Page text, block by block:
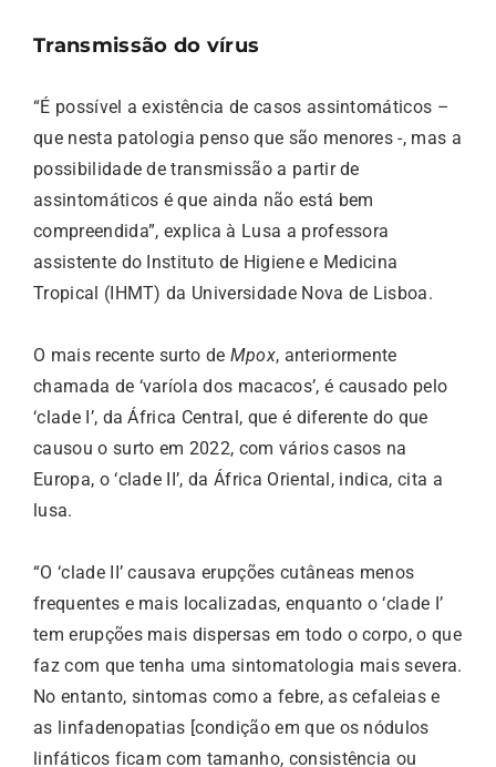
Transmissão do vírus
“É possível a existência de casos assintomáticos –
que nesta patologia penso que são menores -, mas a
possibilidade de transmissão a partir de
assintomáticos é que ainda não está bem
compreendida”, explica à Lusa a professora
assistente do Instituto de Higiene e Medicina
Tropical (IHMT) da Universidade Nova de Lisboa.
O mais recente surto de Mpox, anteriormente
chamada de ‘varíola dos macacos’, é causado pelo
‘clade I’, da África Central, que é diferente do que
causou o surto em 2022, com vários casos na
Europa, o ‘clade II’, da África Oriental, indica, cita a
lusa.
“O ‘clade II’ causava erupções cutâneas menos
frequentes e mais localizadas, enquanto o ‘clade I’
tem erupções mais dispersas em todo o corpo, o que
faz com que tenha uma sintomatologia mais severa.
No entanto, sintomas como a febre, as cefaleias e
as linfadenopatias [condição em que os nódulos
linfáticos ficam com tamanho, consistência ou